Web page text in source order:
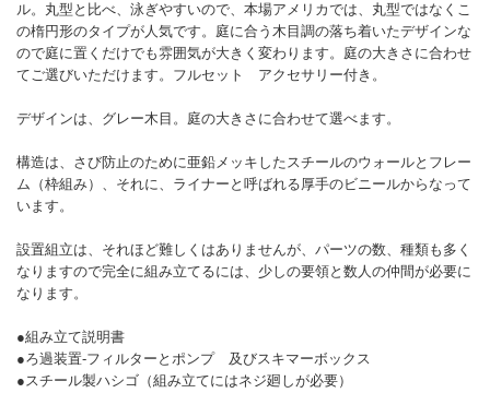
ル。丸型と比べ、泳ぎやすいので、本場アメリカでは、丸型ではなくこ
の楕円形のタイプが人気です。庭に合う木目調の落ち着いたデザインな
ので庭に置くだけでも雰囲気が大きく変わります。庭の大きさに合わせ
てご選びいただけます。フルセット アクセサリー付き。
デザインは、グレー木目。庭の大きさに合わせて選べます。
構造は、さび防止のために亜鉛メッキしたスチールのウォールとフレー
ム（枠組み）、それに、ライナーと呼ばれる厚手のビニールからなって
います。
設置組立は、それほど難しくはありませんが、パーツの数、種類も多く
なりますので完全に組み立てるには、少しの要領と数人の仲間が必要に
なります。
●組み立て説明書
●ろ過装置-フィルターとポンプ 及びスキマーボックス
●スチール製ハシゴ（組み立てにはネジ廻しが必要）